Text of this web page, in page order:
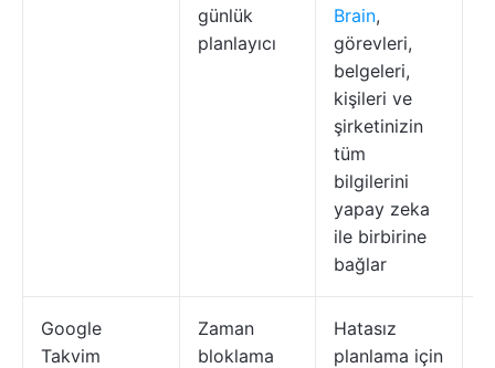
günlük
planlayıcı
Brain,
görevleri,
belgeleri,
kişileri ve
şirketinizin
tüm
bilgilerini
yapay zeka
ile birbirine
bağlar
Google
Takvim
Zaman
bloklama
Hatasız
planlama için